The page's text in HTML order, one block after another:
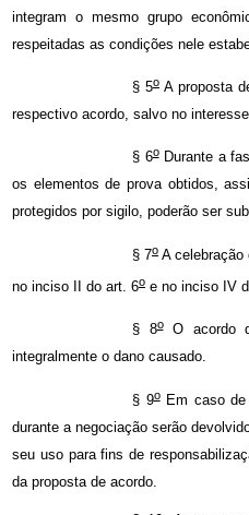
integram o mesmo grupo
respeitadas as condições nele
§ 5o A proposta
respectivo acordo, salvo no
§ 6oDurante a
os elementos de prova obtidos,
protegidos por sigilo, poderão ser
§ 7o A
no inciso II do art. 6o e no inciso IV
§ 8oO acordo
integralmente o dano causado.
§ 9oEm caso de
durante a negociação serão
seu uso para fins de
da proposta de acordo.